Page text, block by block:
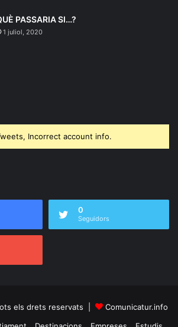
PASSARIA SI…?
1 juliol, 2020
Incorrect account info.
0
Seguidors
els drets reservats |
Comunicatur.info